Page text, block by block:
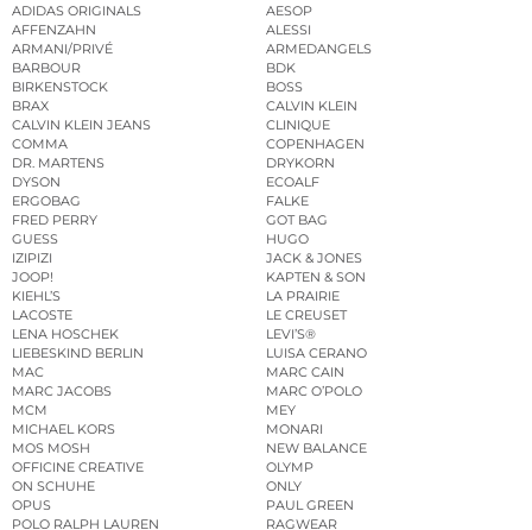
ADIDAS ORIGINALS
AESOP
AFFENZAHN
ALESSI
ARMANI/PRIVÉ
ARMEDANGELS
BARBOUR
BDK
BIRKENSTOCK
BOSS
BRAX
CALVIN KLEIN
CALVIN KLEIN JEANS
CLINIQUE
COMMA
COPENHAGEN
DR. MARTENS
DRYKORN
DYSON
ECOALF
ERGOBAG
FALKE
FRED PERRY
GOT BAG
GUESS
HUGO
IZIPIZI
JACK & JONES
JOOP!
KAPTEN & SON
KIEHL’S
LA PRAIRIE
LACOSTE
LE CREUSET
LENA HOSCHEK
LEVI’S®
LIEBESKIND BERLIN
LUISA CERANO
MAC
MARC CAIN
MARC JACOBS
MARC O’POLO
MCM
MEY
MICHAEL KORS
MONARI
MOS MOSH
NEW BALANCE
OFFICINE CREATIVE
OLYMP
ON SCHUHE
ONLY
OPUS
PAUL GREEN
POLO RALPH LAUREN
RAGWEAR